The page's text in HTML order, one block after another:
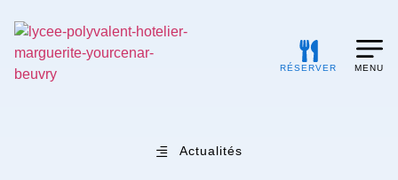
RÉSERVER MENU
Actualités